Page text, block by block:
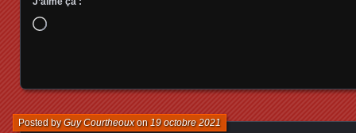
Chargement…
Posted byGuy Courtheouxon 19 octobre 2021